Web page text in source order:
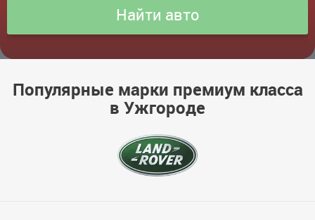
Популярные марки премиум класса
в Ужгороде